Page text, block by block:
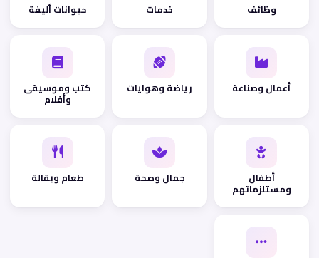
وظائف خدمات حيوانات أليفة
أعمال وصناعة رياضة وهوايات كتب وموسيقى
وأفلام
أطفال
ومستلزماتهم
جمال وصحة طعام وبقالة